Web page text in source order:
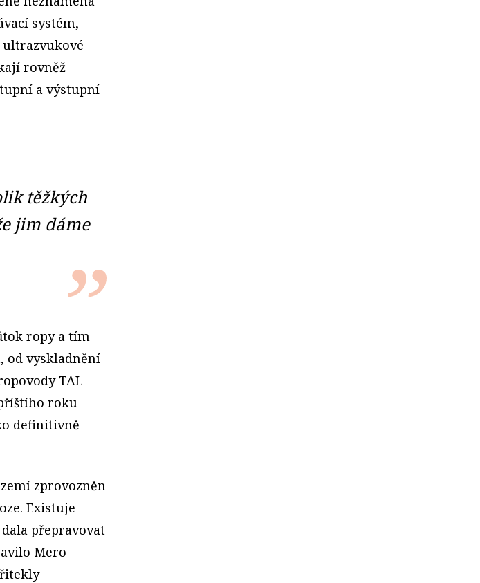
systém,
ultrazvukové
rovněž
a výstupní
těžkých
jim dáme
ropy a tím
od vyskladnění
TAL
roku
definitivně
zprovozněn
Existuje
přepravovat
Mero